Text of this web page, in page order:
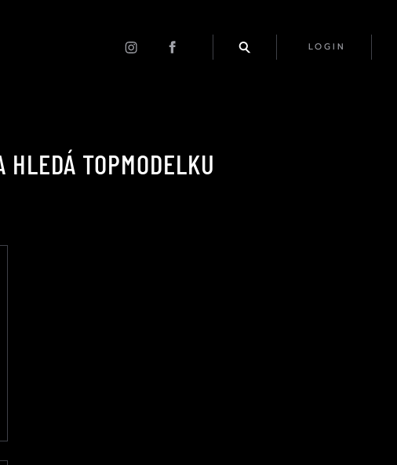
LOGIN
TOPMODELKU